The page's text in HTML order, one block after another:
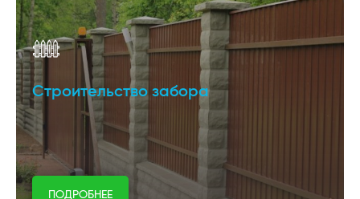
Строительство забора
ПОДРОБНЕЕ